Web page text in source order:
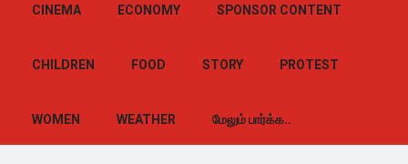
CINEMA ECONOMY SPONSOR CONTENT
CHILDREN FOOD STORY PROTEST
WOMEN WEATHER மேலும் பார்க்க..